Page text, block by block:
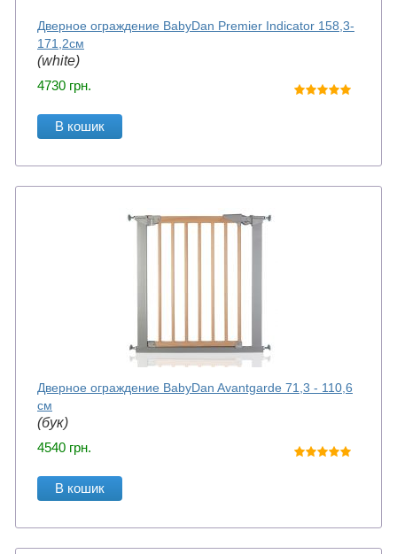
Дверное ограждение BabyDan Premier Indicator 158,3-
171,2см
(white)
4730 грн.
В кошик
Дверное ограждение BabyDan Avantgarde 71,3 - 110,6
см
(бук)
4540 грн.
В кошик